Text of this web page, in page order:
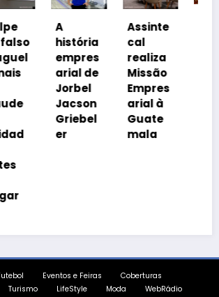
A
história
empres
arial de
Jacson
er
cal
realiza
Missão
Empres
arial à
Guate
Coalizã
Prosper
a Brasil
cobra
isonomi
a
tributár
Eventos e Feiras
Coberturas
Turismo LifeStyle Moda WebRádio